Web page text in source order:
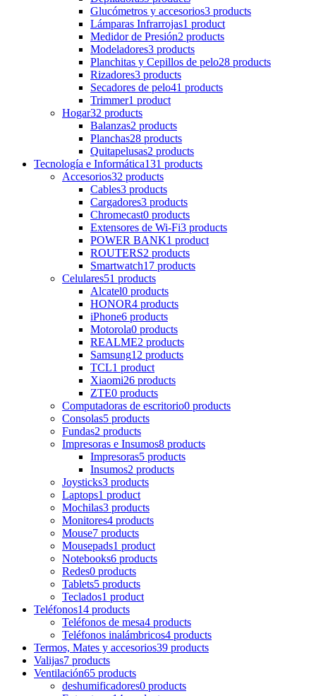
Glucómetros y accesorios3 products
Lámparas Infrarrojas1 product
Medidor de Presión2 products
Modeladores3 products
Planchitas y Cepillos de pelo28 products
Rizadores3 products
Secadores de pelo41 products
Trimmer1 product
Hogar32 products
Balanzas2 products
Planchas28 products
Quitapelusas2 products
Tecnología e Informática131 products
Accesorios32 products
Cables3 products
Cargadores3 products
Chromecast0 products
Extensores de Wi-Fi3 products
POWER BANK1 product
ROUTERS2 products
Smartwatch17 products
Celulares51 products
Alcatel0 products
HONOR4 products
iPhone6 products
Motorola0 products
REALME2 products
Samsung12 products
TCL1 product
Xiaomi26 products
ZTE0 products
Computadoras de escritorio0 products
Consolas5 products
Fundas2 products
Impresoras e Insumos8 products
Impresoras5 products
Insumos2 products
Joysticks3 products
Laptops1 product
Mochilas3 products
Monitores4 products
Mouse7 products
Mousepads1 product
Notebooks6 products
Redes0 products
Tablets5 products
Teclados1 product
Teléfonos14 products
Teléfonos de mesa4 products
Teléfonos inalámbricos4 products
Termos, Mates y accesorios39 products
Valijas7 products
Ventilación65 products
deshumificadores0 products